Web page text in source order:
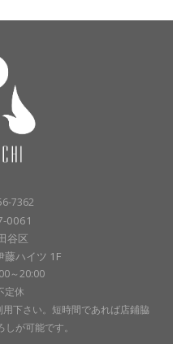
7362
0061
谷区
ハイツ 1F
～20:00
定休
下さい。短時間であれば店鋪脇
が可能です。